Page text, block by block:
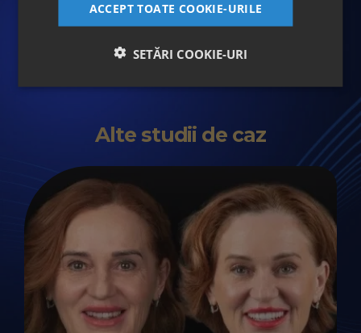
Dento-Facială
Medic Specialist- Prodontologie
Alte studii de caz
ACCEPT TOATE COOKIE-URILE
SETĂRI COOKIE-URI